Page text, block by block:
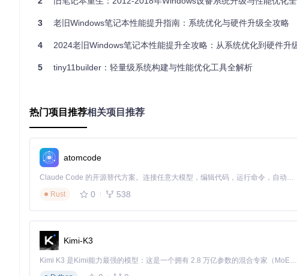
方案
操作难度 硬件资源占用率 软件兼容性
Windows LTSC版
★★☆☆☆ 中（约40%内存） ✅ 完全兼
Linux发行版
★★★☆☆ 低（约25%内存）
关键决策点：若主要用于办公和网页浏览，Linux发行版是最佳选择；
使用用户。
2.2 WSL2+Linux发行版混合方案
WSL2（Windows Subsystem for Linux 2）提供了在Windows环境下运
优势：同时拥有Windows的软件兼容性和Linux的轻量高效
适用场景
：开发者、需要特定Linux工具但又依赖Windows软件的用户
安装命令：
# 以管理员身份打开PowerShell
wsl --install Ubuntu-22.04
# 如需指定其他发行版
3 老旧Windows笔记本性能提升指南：系统优化与硬件升级全攻略
4 2024老旧Windows笔记本性能提升全攻略：从系统优化到硬件升
5 tiny11builder：轻量级系统构建与性能优化工具全解析
热门项目推荐相关项目推荐
atomcode
Claude Code 的开源替代方案。连接任意大模型，编辑代码，运行命令，自动验证 — 全自动执行。用 Rust 构建，极致性能。 ｜ An open-source alternative to Claude Code. Connect any LLM, edit code, run commands, and verify changes — autonomously. Built in Rust for speed. Get Started
Rust
0 538
Kimi-K3
Kimi K3 是Kimi能力最强的模型：这是一个拥有 2.8 万亿参数的混合专家（MoE）模型，具备原生视觉理解能力，并支持 100 万 token 的上下文窗口。